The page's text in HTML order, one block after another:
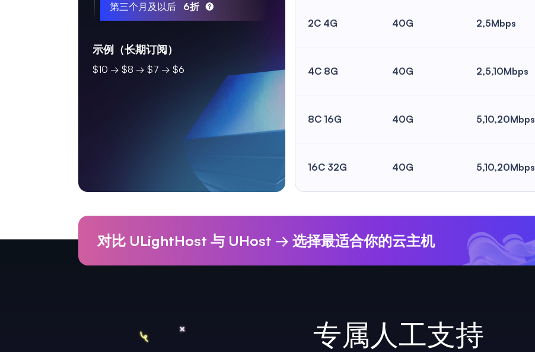
第三个月及以后 6折
示例（长期订阅）
$10 → $8 → $7 → $6
2C 4G 40G 2,5Mbps
4C 8G 40G 2,5,10Mbps
8C 16G 40G 5,10,20Mbps
16C 32G 40G 5,10,20Mbps
对比 ULightHost 与 UHost → 选择最适合你的云主机
专属人工支持